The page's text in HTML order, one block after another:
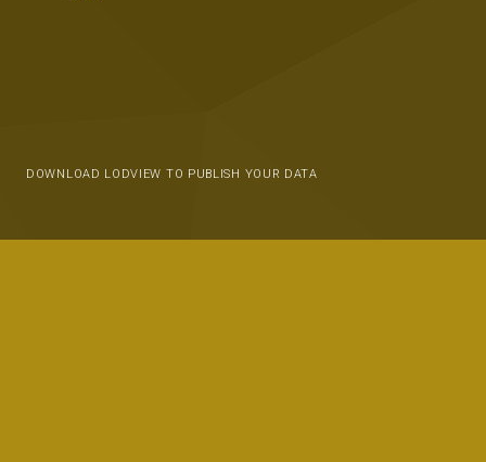
DOWNLOAD LODVIEW TO PUBLISH YOUR DATA